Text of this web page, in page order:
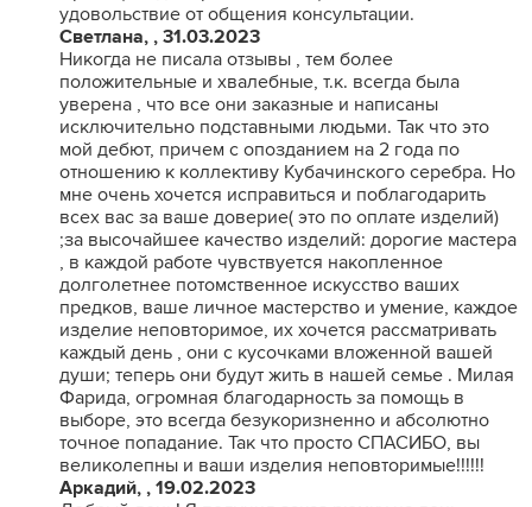
удовольствие от общения консультации.
Светлана, , 31.03.2023
Никогда не писала отзывы , тем более
положительные и хвалебные, т.к. всегда была
уверена , что все они заказные и написаны
исключительно подставными людьми. Так что это
мой дебют, причем с опозданием на 2 года по
отношению к коллективу Кубачинского серебра. Но
мне очень хочется исправиться и поблагодарить
всех вас за ваше доверие( это по оплате изделий)
;за высочайшее качество изделий: дорогие мастера
, в каждой работе чувствуется накопленное
долголетнее потомственное искусство ваших
предков, ваше личное мастерство и умение, каждое
изделие неповторимое, их хочется рассматривать
каждый день , они с кусочками вложенной вашей
души; теперь они будут жить в нашей семье . Милая
Фарида, огромная благодарность за помощь в
выборе, это всегда безукоризненно и абсолютно
точное попадание. Так что просто СПАСИБО, вы
великолепны и ваши изделия неповторимые!!!!!!
Аркадий, , 19.02.2023